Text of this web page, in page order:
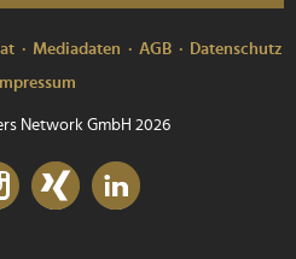
Mediadaten AGB
Datenschutz
Impressum
Network GmbH 2026